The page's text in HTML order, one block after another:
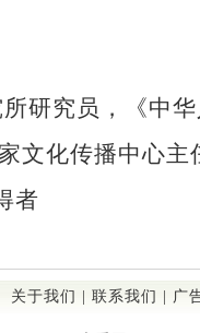
研究员，《中
文化传播中心主
者
关于我们 联系我们 广